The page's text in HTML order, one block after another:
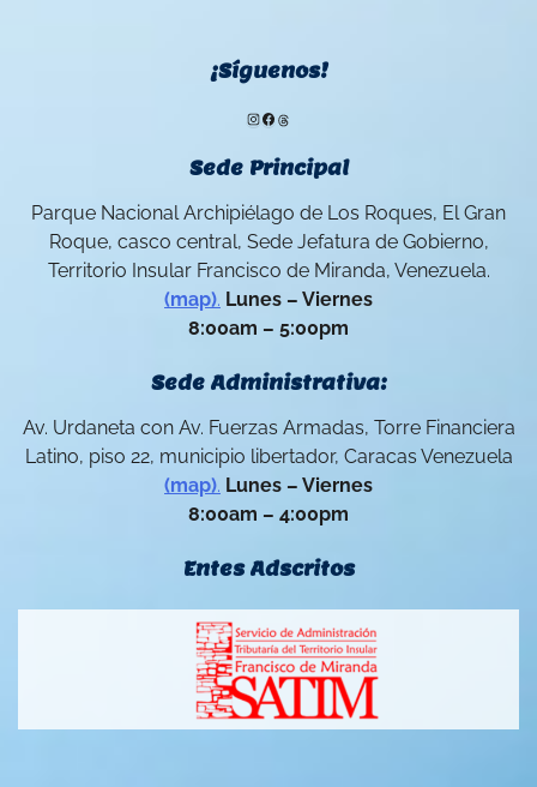
¡Síguenos!
Instagram
Facebook
Threads
Sede Principal
Parque Nacional Archipiélago de Los Roques, El Gran
Roque, casco central, Sede Jefatura de Gobierno,
Territorio Insular Francisco de Miranda, Venezuela.
(map). Lunes – Viernes
8:00am – 5:00pm
Sede Administrativa:
Av. Urdaneta con Av. Fuerzas Armadas, Torre Financiera
Latino, piso 22, municipio libertador, Caracas Venezuela
(map). Lunes – Viernes
8:00am – 4:00pm
Entes Adscritos